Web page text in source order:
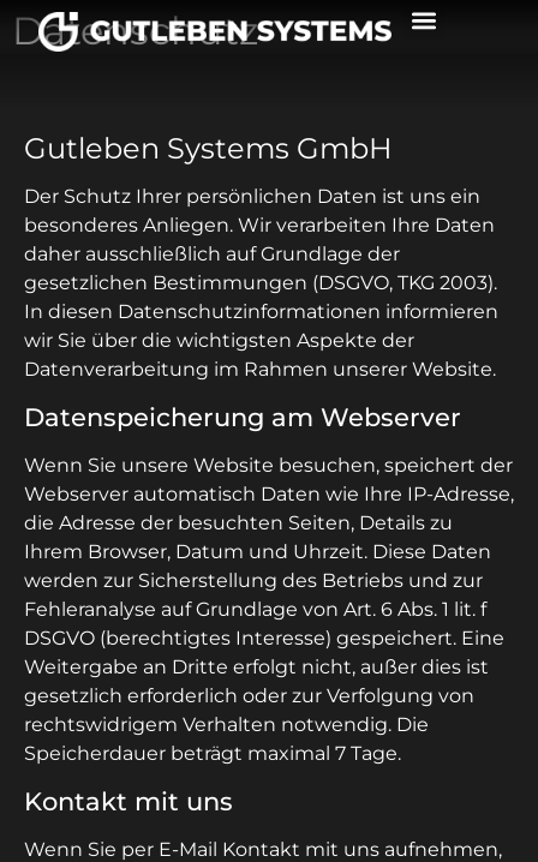
Datenschutz
Gutleben Systems GmbH
Der Schutz Ihrer persönlichen Daten ist uns ein
besonderes Anliegen. Wir verarbeiten Ihre Daten
daher ausschließlich auf Grundlage der
gesetzlichen Bestimmungen (DSGVO, TKG 2003).
In diesen Datenschutzinformationen informieren
wir Sie über die wichtigsten Aspekte der
Datenverarbeitung im Rahmen unserer Website.
Datenspeicherung am Webserver
Wenn Sie unsere Website besuchen, speichert der
Webserver automatisch Daten wie Ihre IP-Adresse,
die Adresse der besuchten Seiten, Details zu
Ihrem Browser, Datum und Uhrzeit. Diese Daten
werden zur Sicherstellung des Betriebs und zur
Fehleranalyse auf Grundlage von Art. 6 Abs. 1 lit. f
DSGVO (berechtigtes Interesse) gespeichert. Eine
Weitergabe an Dritte erfolgt nicht, außer dies ist
gesetzlich erforderlich oder zur Verfolgung von
rechtswidrigem Verhalten notwendig. Die
Speicherdauer beträgt maximal 7 Tage.
Kontakt mit uns
Wenn Sie per E-Mail Kontakt mit uns aufnehmen,